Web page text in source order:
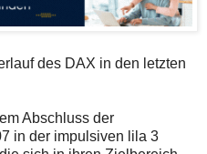
des DAX in den letzten
Abschluss der
in der impulsiven lila 3